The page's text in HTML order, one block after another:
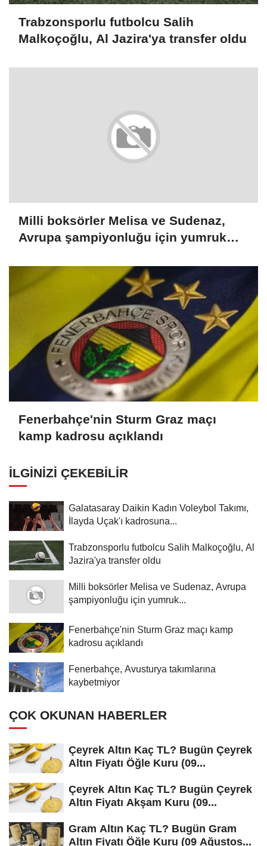
Trabzonsporlu futbolcu Salih
Malkoçoğlu, Al Jazira'ya transfer oldu
Milli boksörler Melisa ve Sudenaz,
Avrupa şampiyonluğu için yumruk
Fenerbahçe'nin Sturm Graz maçı
kamp kadrosu açıklandı
İLGINIZI ÇEKEBILIR
Galatasaray Daikin Kadın Voleybol Takımı,
İlayda Uçak'ı kadrosuna...
Trabzonsporlu futbolcu Salih Malkoçoğlu, Al
Jazira'ya transfer oldu
Milli boksörler Melisa ve Sudenaz, Avrupa
şampiyonluğu için yumruk...
Fenerbahçe'nin Sturm Graz maçı kamp
kadrosu açıklandı
Fenerbahçe, Avusturya takımlarına
kaybetmiyor
ÇOK OKUNAN HABERLER
Çeyrek Altın Kaç TL? Bugün Çeyrek
Altın Fiyatı Öğle Kuru (09...
Çeyrek Altın Kaç TL? Bugün Çeyrek
Altın Fiyatı Akşam Kuru (09...
Gram Altın Kaç TL? Bugün Gram
Altın Fiyatı Öğle Kuru (09 Ağustos...